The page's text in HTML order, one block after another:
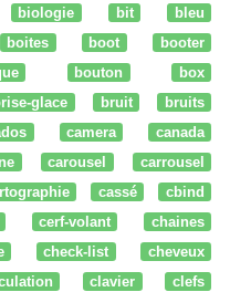
biologie bit
bleu
boites boot
booter
bouton
box
glace bruit
bruits
camera
canada
carousel
carrousel
cassé
cbind
cerf-volant
chaines
check-list
cheveux
clavier
clefs